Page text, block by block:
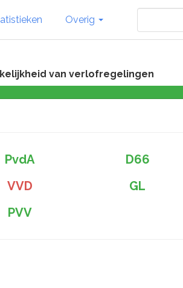
Overig
van verlofregelingen
PvdA
D66
VVD
GL
PVV